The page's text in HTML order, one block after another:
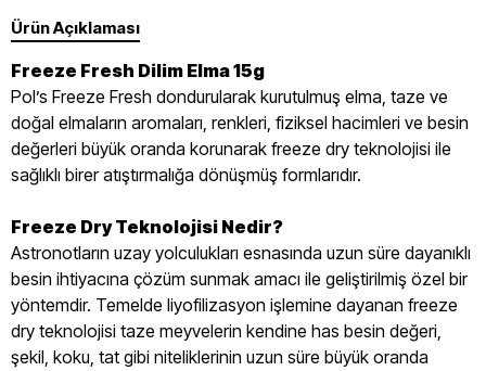
Ürün Açıklaması
Freeze Fresh Dilim Elma 15g
Pol’s Freeze Fresh dondurularak kurutulmuş elma, taze ve
doğal elmaların aromaları, renkleri, fiziksel hacimleri ve besin
değerleri büyük oranda korunarak freeze dry teknolojisi ile
sağlıklı birer atıştırmalığa dönüşmüş formlarıdır.
Freeze Dry Teknolojisi Nedir?
Astronotların uzay yolculukları esnasında uzun süre dayanıklı
besin ihtiyacına çözüm sunmak amacı ile geliştirilmiş özel bir
yöntemdir. Temelde liyofilizasyon işlemine dayanan freeze
dry teknolojisi taze meyvelerin kendine has besin değeri,
şekil, koku, tat gibi niteliklerinin uzun süre büyük oranda